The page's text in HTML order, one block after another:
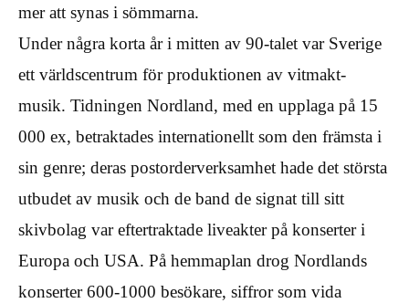
mer att synas i sömmarna.
Under några korta år i mitten av 90-talet var Sverige
ett världscentrum för produktionen av vitmakt-
musik. Tidningen Nordland, med en upplaga på 15
000 ex, betraktades internationellt som den främsta i
sin genre; deras postorderverksamhet hade det största
utbudet av musik och de band de signat till sitt
skivbolag var eftertraktade liveakter på konserter i
Europa och USA. På hemmaplan drog Nordlands
konserter 600-1000 besökare, siffror som vida